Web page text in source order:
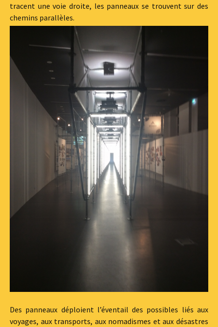
tracent une voie droite, les panneaux se trouvent sur des
chemins parallèles.
Des panneaux déploient l’éventail des possibles liés aux
voyages, aux transports, aux nomadismes et aux désastres